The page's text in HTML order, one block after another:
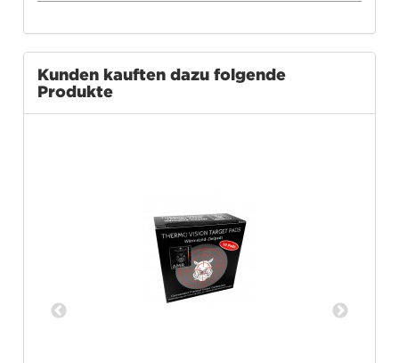
Kunden kauften dazu folgende
Produkte